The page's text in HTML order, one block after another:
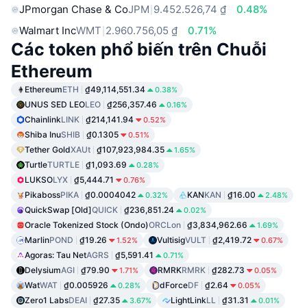
JPmorgan Chase & CoJPM 9.452.526,74 ₫
0.48%
Walmart IncWMT 2.960.756,05 ₫ 0.71%
Các token phổ biến trên Chuỗi
Ethereum
EthereumETH ₫49,114,551.34 0.38%
UNUS SED LEOLEO ₫256,357.46 0.16%
ChainlinkLINK ₫214,141.94 0.52%
Shiba InuSHIB ₫0.1305 0.51%
Tether GoldXAUt ₫107,923,984.35 1.65%
TurtleTURTLE ₫1,093.69 0.28%
LUKSOLYX ₫5,444.71 0.76%
PikabossPIKA ₫0.0004042 0.32% KANKAN ₫16.00 2.48%
QuickSwap [Old]QUICK ₫236,851.24 0.02%
Oracle Tokenized Stock (Ondo)ORCLon ₫3,834,962.66 1.69%
MarlinPOND ₫19.26 1.52% VultisigVULT ₫2,419.72 0.67%
Agoras: Tau NetAGRS ₫5,591.41 0.71%
DelysiumAGI ₫79.90 1.71% RMRKRMRK ₫282.73 0.05%
WatWAT ₫0.005926 0.28% dForceDF ₫2.64 0.05%
Zero1 LabsDEAI ₫27.35 3.67% LightLinkLL ₫31.31 0.01%